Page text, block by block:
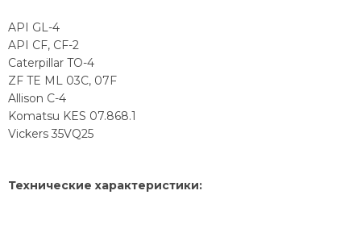
API GL-4
API CF, CF-2
Caterpillar TO-4
ZF TE ML 03C, 07F
Allison C-4
Komatsu KES 07.868.1
Vickers 35VQ25
Технические характеристики: